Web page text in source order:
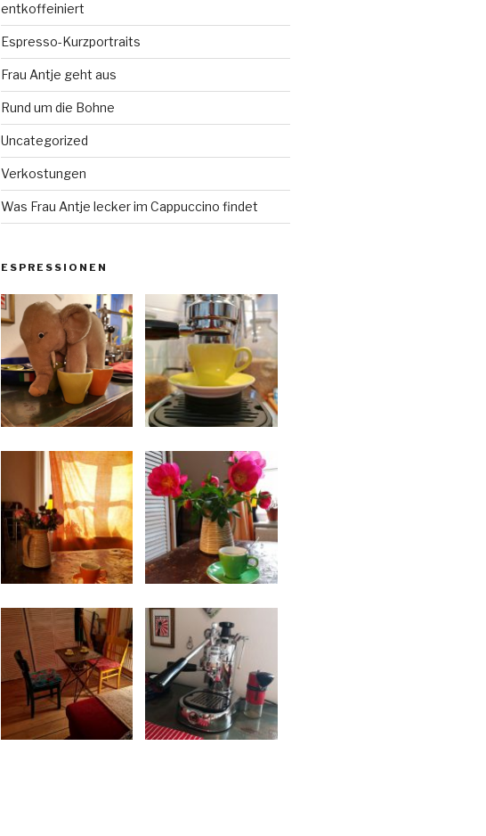
entkoffeiniert
Espresso-Kurzportraits
Frau Antje geht aus
Rund um die Bohne
Uncategorized
Verkostungen
Was Frau Antje lecker im Cappuccino findet
ESPRESSIONEN